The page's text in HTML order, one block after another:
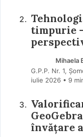
timpurie
Mihaela
G.P.P. Nr. 1,
iulie 2026 • 9
învățare